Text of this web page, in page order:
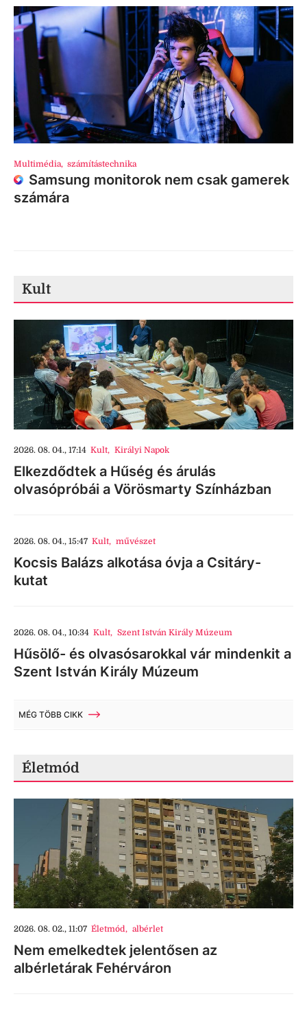
Multimédia, számítástechnika
Samsung monitorok nem csak gamerek
számára
Kult
2026. 08. 04., 17:14 Kult, Királyi Napok
Elkezdődtek a Hűség és árulás
olvasópróbái a Vörösmarty Színházban
2026. 08. 04., 15:47 Kult, művészet
Kocsis Balázs alkotása óvja a Csitáry-
kutat
2026. 08. 04., 10:34 Kult, Szent István Király Múzeum
Hűsölő- és olvasósarokkal vár mindenkit a
Szent István Király Múzeum
MÉG TÖBB CIKK
Életmód
2026. 08. 02., 11:07 Életmód, albérlet
Nem emelkedtek jelentősen az
albérletárak Fehérváron